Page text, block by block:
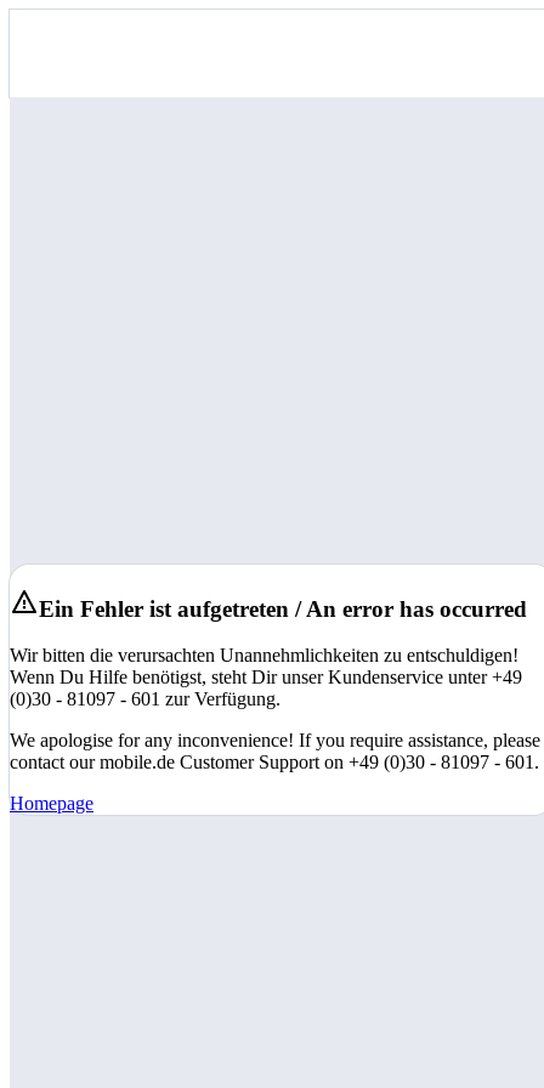
Ein Fehler ist aufgetreten / An error has occurred
Wir bitten die verursachten Unannehmlichkeiten zu entschuldigen!
Wenn Du Hilfe benötigst, steht Dir unser Kundenservice unter +49
(0)30 - 81097 - 601 zur Verfügung.
We apologise for any inconvenience! If you require assistance, please
contact our mobile.de Customer Support on +49 (0)30 - 81097 - 601.
Homepage